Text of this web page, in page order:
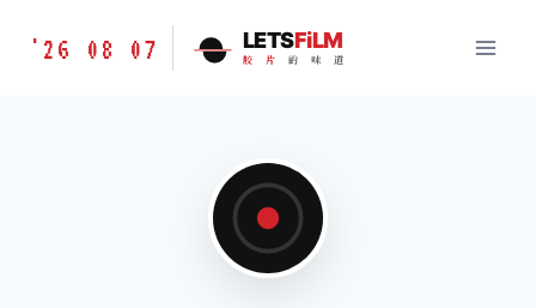
胶
'26 08 07 LETSFiLM
胶 片 的 味 道